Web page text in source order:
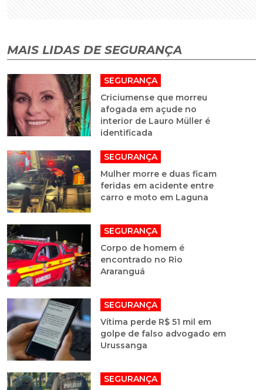
MAIS LIDAS DE SEGURANÇA
SEGURANÇA
Criciumense que morreu
afogada em açude no
interior de Lauro Müller é
identificada
SEGURANÇA
Mulher morre e duas ficam
feridas em acidente entre
carro e moto em Laguna
SEGURANÇA
Corpo de homem é
encontrado no Rio
Araranguá
SEGURANÇA
Vítima perde R$ 51 mil em
golpe de falso advogado em
Urussanga
SEGURANÇA